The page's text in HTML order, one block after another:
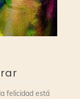
felicidad está